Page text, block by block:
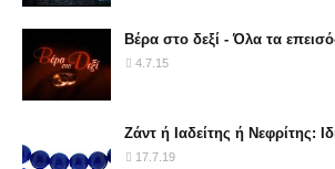
Βέρα στο δεξί - Όλα τα
4.7.15
Ζάντ ή Ιαδείτης ή Νεφρίτης:
17.7.19